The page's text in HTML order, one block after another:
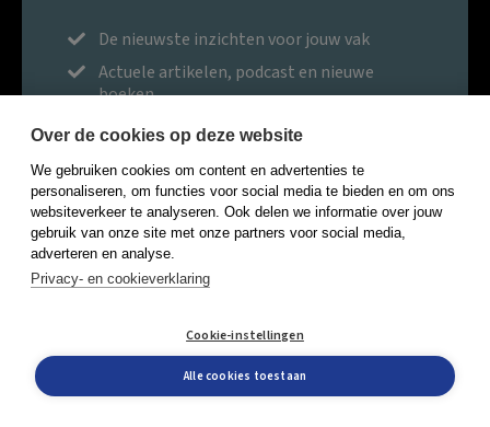
De nieuwste inzichten voor jouw vak
Actuele artikelen, podcast en nieuwe
boeken
Gratis platform, korting bij events
Management
Coaching
E-mailadres
Ik ga akkoord met de
algemene voorwaardenen
privacy policyvan Boom.
Over de cookies op deze website
We gebruiken cookies om content en advertenties te
personaliseren, om functies voor social media te bieden en om ons
websiteverkeer te analyseren. Ook delen we informatie over jouw
gebruik van onze site met onze partners voor social media,
adverteren en analyse.
Privacy- en cookieverklaring
Cookie-instellingen
Alle cookies toestaan